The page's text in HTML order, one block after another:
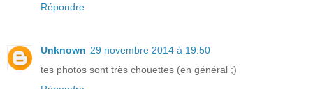
Répondre
Unknown 29 novembre 2014 à 19:50
tes photos sont très chouettes (en général ;)